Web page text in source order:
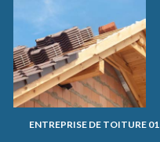
ENTREPRISE DE TOITURE 01